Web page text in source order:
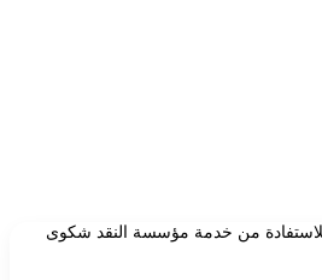
من خدمة مؤسسة النقد شكوى